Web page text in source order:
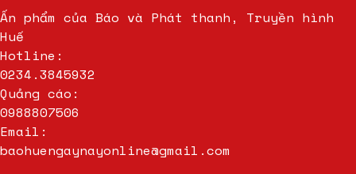
Ấn phẩm của Báo và Phát thanh, Truyền hình
Huế
Hotline:
0234.3845932
Quảng cáo:
0988807506
Email:
baohuengaynayonline@gmail.com